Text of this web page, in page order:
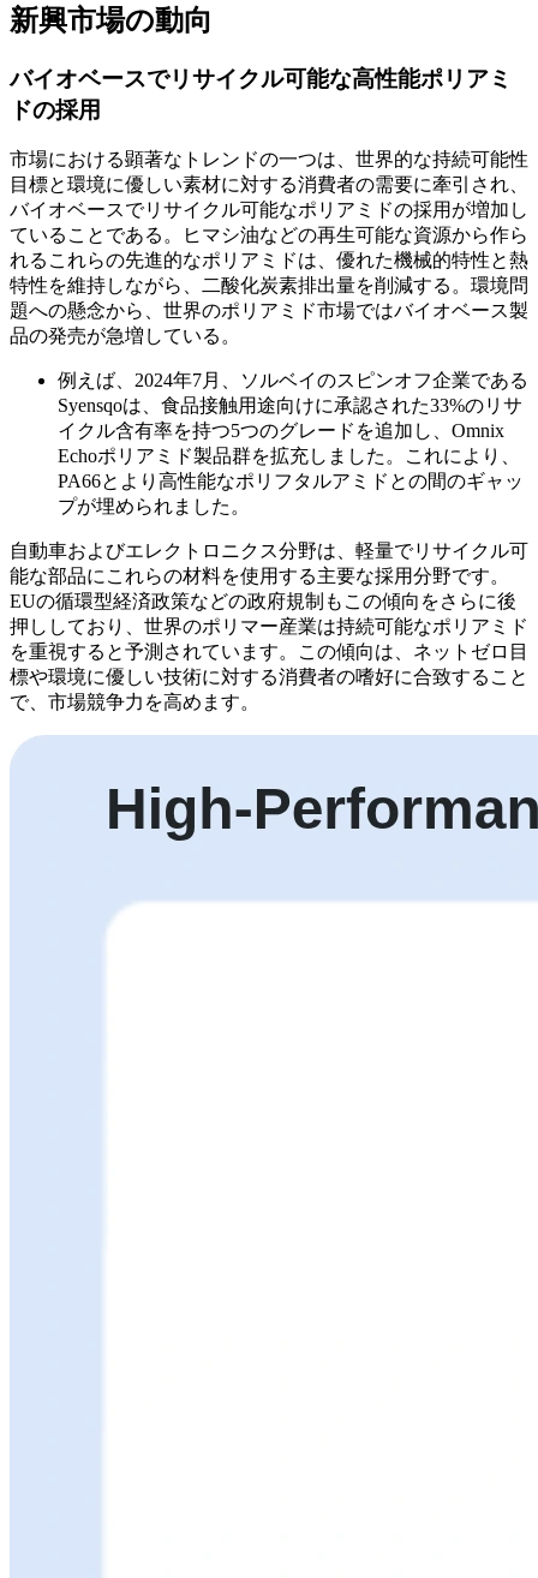
新興市場の動向
バイオベースでリサイクル可能な高性能ポリアミ
ドの採用
市場における顕著なトレンドの一つは、世界的な持続可能性
目標と環境に優しい素材に対する消費者の需要に牽引され、
バイオベースでリサイクル可能なポリアミドの採用が増加し
ていることである。ヒマシ油などの再生可能な資源から作ら
れるこれらの先進的なポリアミドは、優れた機械的特性と熱
特性を維持しながら、二酸化炭素排出量を削減する。環境問
題への懸念から、世界のポリアミド市場ではバイオベース製
品の発売が急増している。
例えば、2024年7月、ソルベイのスピンオフ企業である
Syensqoは、食品接触用途向けに承認された33%のリサ
イクル含有率を持つ5つのグレードを追加し、Omnix
Echoポリアミド製品群を拡充しました。これにより、
PA66とより高性能なポリフタルアミドとの間のギャッ
プが埋められました。
自動車およびエレクトロニクス分野は、軽量でリサイクル可
能な部品にこれらの材料を使用する主要な採用分野です。
EUの循環型経済政策などの政府規制もこの傾向をさらに後
押ししており、世界のポリマー産業は持続可能なポリアミド
を重視すると予測されています。この傾向は、ネットゼロ目
標や環境に優しい技術に対する消費者の嗜好に合致すること
で、市場競争力を高めます。